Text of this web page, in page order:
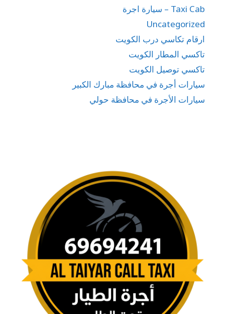
Taxi Cab – سيارة اجرة
Uncategorized
ارقام تكاسي درب الكويت
تاكسي المطار الكويت
تاكسي توصيل الكويت
سيارات أجرة في محافظة مبارك الكبير
سيارات الأجرة في محافظة حولي